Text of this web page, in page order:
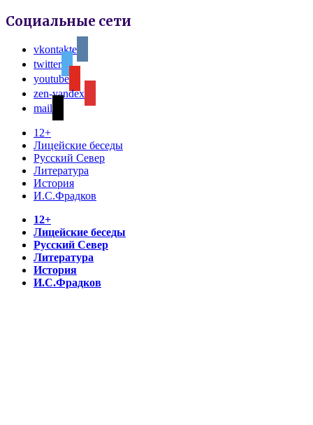
Социальные сети
vkontakte
twitter
youtube
zen-yandex
mail
12+
Лицейские беседы
Русский Север
Литература
История
И.С.Фрадков
12+
Лицейские беседы
Русский Север
Литература
История
И.С.Фрадков